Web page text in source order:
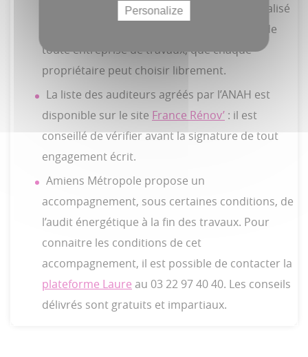
d’un audit du logement. Celui-ci doit être réalisé
par un professionnel certifié, indépendant de
toute entreprise de travaux, que chaque
propriétaire peut choisir librement.
La liste des auditeurs agréés par l’ANAH est
disponible sur le site France Rénov’ : il est
conseillé de vérifier avant la signature de tout
engagement écrit.
Amiens Métropole propose un
accompagnement, sous certaines conditions, de
l’audit énergétique à la fin des travaux. Pour
connaitre les conditions de cet
accompagnement, il est possible de contacter la
plateforme Laure au 03 22 97 40 40. Les conseils
délivrés sont gratuits et impartiaux.
Personalize